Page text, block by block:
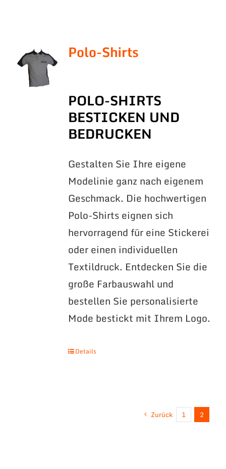
Polo-Shirts
POLO-SHIRTS
BESTICKEN UND
BEDRUCKEN
Gestalten Sie Ihre eigene
Modelinie ganz nach eigenem
Geschmack. Die hochwertigen
Polo-Shirts eignen sich
hervorragend für eine Stickerei
oder einen individuellen
Textildruck. Entdecken Sie die
große Farbauswahl und
bestellen Sie personalisierte
Mode bestickt mit Ihrem Logo.
Details
Zurück 1 2